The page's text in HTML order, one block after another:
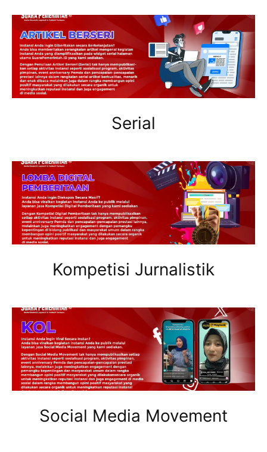
Serial
Kompetisi Jurnalistik
Social Media Movement